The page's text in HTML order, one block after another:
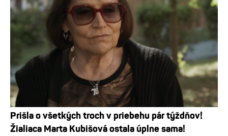
Prišla o všetkých troch v priebehu pár týždňov!
Žialiaca Marta Kubišová ostala úplne sama!